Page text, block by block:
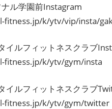
ル学園前Instagram
fitness.jp/k/ytv/vip/insta/
イルフィットネスクラブ
fitness.jp/k/ytv/gym/insta
イルフィットネスクラブ
fitness.jp/k/ytv/gym/twitter